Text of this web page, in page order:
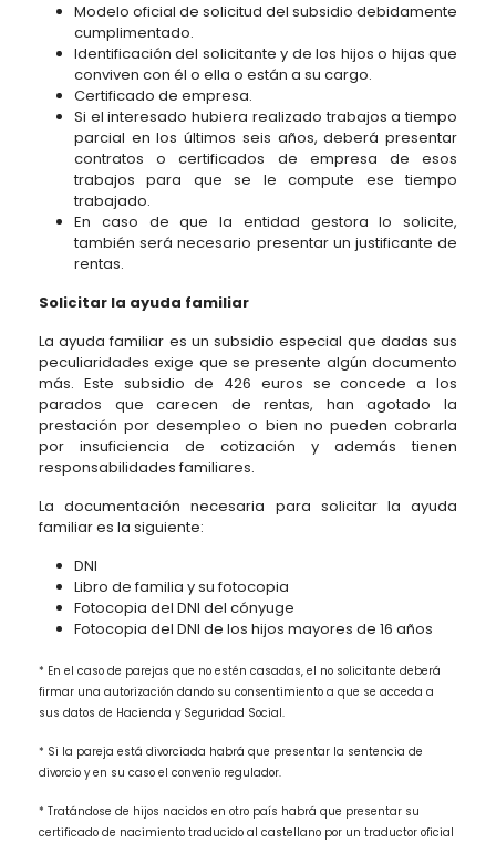
Modelo oficial de solicitud del subsidio debidamente
cumplimentado.
Identificación del solicitante y de los hijos o hijas que
conviven con él o ella o están a su cargo.
Certificado de empresa.
Si el interesado hubiera realizado trabajos a tiempo
parcial en los últimos seis años, deberá presentar
contratos o certificados de empresa de esos
trabajos para que se le compute ese tiempo
trabajado.
En caso de que la entidad gestora lo solicite,
también será necesario presentar un justificante de
rentas.
Solicitar la ayuda familiar
La ayuda familiar es un subsidio especial que dadas sus
peculiaridades exige que se presente algún documento
más. Este subsidio de 426 euros se concede a los
parados que carecen de rentas, han agotado la
prestación por desempleo o bien no pueden cobrarla
por insuficiencia de cotización y además tienen
responsabilidades familiares.
La documentación necesaria para solicitar la ayuda
familiar es la siguiente:
DNI
Libro de familia y su fotocopia
Fotocopia del DNI del cónyuge
Fotocopia del DNI de los hijos mayores de 16 años
* En el caso de parejas que no estén casadas, el no solicitante deberá
firmar una autorización dando su consentimiento a que se acceda a
sus datos de Hacienda y Seguridad Social.
* Si la pareja está divorciada habrá que presentar la sentencia de
divorcio y en su caso el convenio regulador.
* Tratándose de hijos nacidos en otro país habrá que presentar su
certificado de nacimiento traducido al castellano por un traductor oficial